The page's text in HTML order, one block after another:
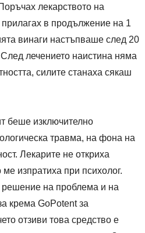
лекарството на
в продължение на 1
винаги настъпваше след 20
лечението наистина няма
силите станаха сякаш
беше изключително
травма, на фона на
Лекарите не откриха
изпратиха при психолог.
на проблема и на
крема GoPotent за
отзиви това средство е